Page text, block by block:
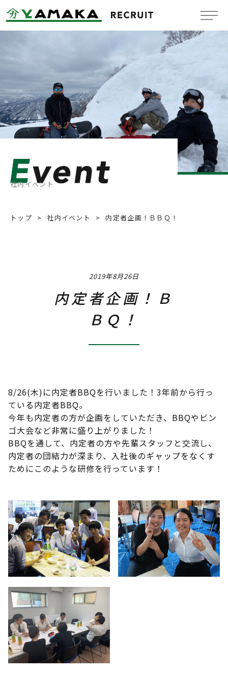
会社概要
Benefit system 福利厚生
Message メッセージ
Job information
社員インタビュー
Training & Career
研修・教育制度＆キャリアアップ
Instagram
社内イベント
トップ 社内イベント 内定者企画！ＢＢＱ！
2019年8月26日
内定者企画！Ｂ
ＢＱ！
8/26(木)に内定者BBQを行いました！3年前から行っ
ている内定者BBQ。
今年も内定者の方が企画をしていただき、BBQやビン
ゴ大会など非常に盛り上がりました！
BBQを通して、内定者の方や先輩スタッフと交流し、
内定者の団結力が深まり、入社後のギャップをなくす
ためにこのような研修を行っています！